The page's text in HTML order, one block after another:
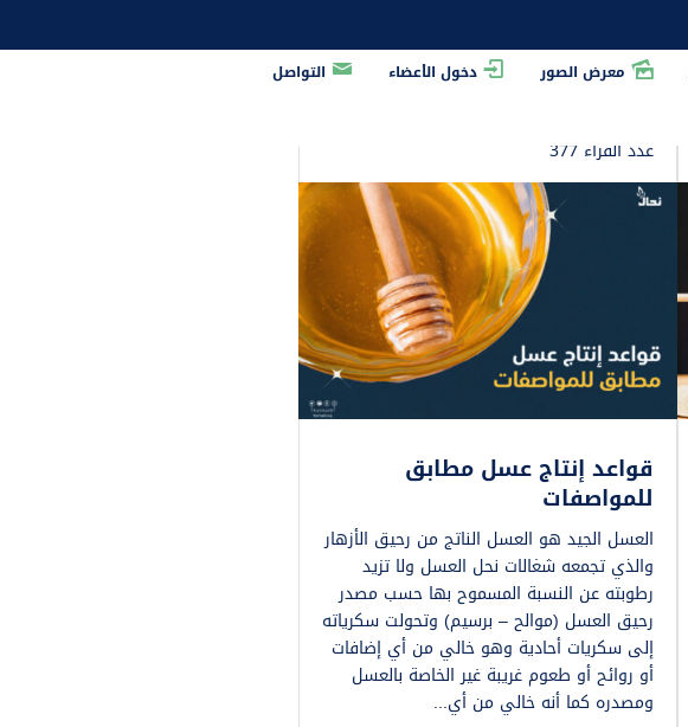
معرض الصور دخول الأعضاء التواصل
عدد القراء 377
قواعد إنتاج عسل مطابق
للمواصفات
العسل الجيد هو العسل الناتج من رحيق الأزهار
والذي تجمعه شغالات نحل العسل ولا تزيد
رطوبته عن النسبة المسموح بها حسب مصدر
رحيق العسل (موالح – برسيم) وتحولت سكرياته
إلى سكريات أحادية وهو خالي من أي إضافات
أو روائح أو طعوم غريبة غير الخاصة بالعسل
ومصدره كما أنه خالي من أي...